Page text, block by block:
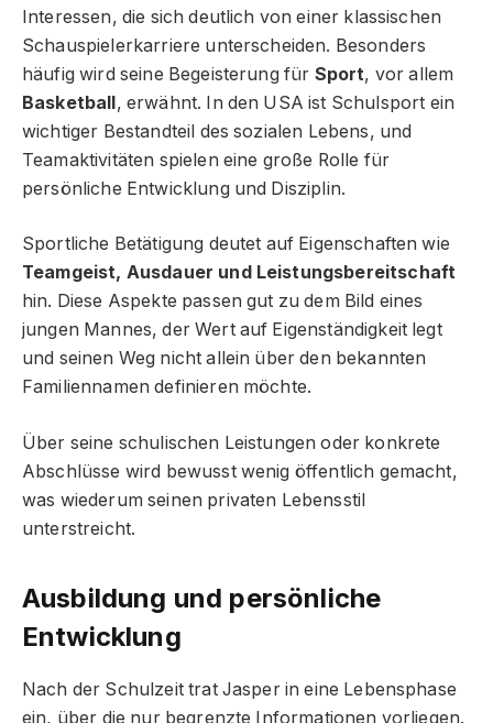
Interessen, die sich deutlich von einer klassischen
Schauspielerkarriere unterscheiden. Besonders
häufig wird seine Begeisterung für Sport, vor allem
Basketball, erwähnt. In den USA ist Schulsport ein
wichtiger Bestandteil des sozialen Lebens, und
Teamaktivitäten spielen eine große Rolle für
persönliche Entwicklung und Disziplin.
Sportliche Betätigung deutet auf Eigenschaften wie
Teamgeist, Ausdauer und Leistungsbereitschaft
hin. Diese Aspekte passen gut zu dem Bild eines
jungen Mannes, der Wert auf Eigenständigkeit legt
und seinen Weg nicht allein über den bekannten
Familiennamen definieren möchte.
Über seine schulischen Leistungen oder konkrete
Abschlüsse wird bewusst wenig öffentlich gemacht,
was wiederum seinen privaten Lebensstil
unterstreicht.
Ausbildung und persönliche
Entwicklung
Nach der Schulzeit trat Jasper in eine Lebensphase
ein, über die nur begrenzte Informationen vorliegen.